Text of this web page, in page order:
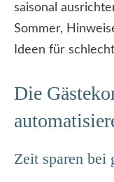
saisonal
Sommer,
Ideen für
Die
Zeit sparen bei